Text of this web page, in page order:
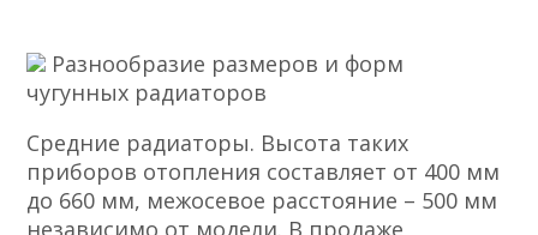
Разнообразие размеров и форм
чугунных радиаторов
Средние радиаторы. Высота таких
приборов отопления составляет от 400 мм
до 660 мм, межосевое расстояние – 500 мм
независимо от модели. В продаже